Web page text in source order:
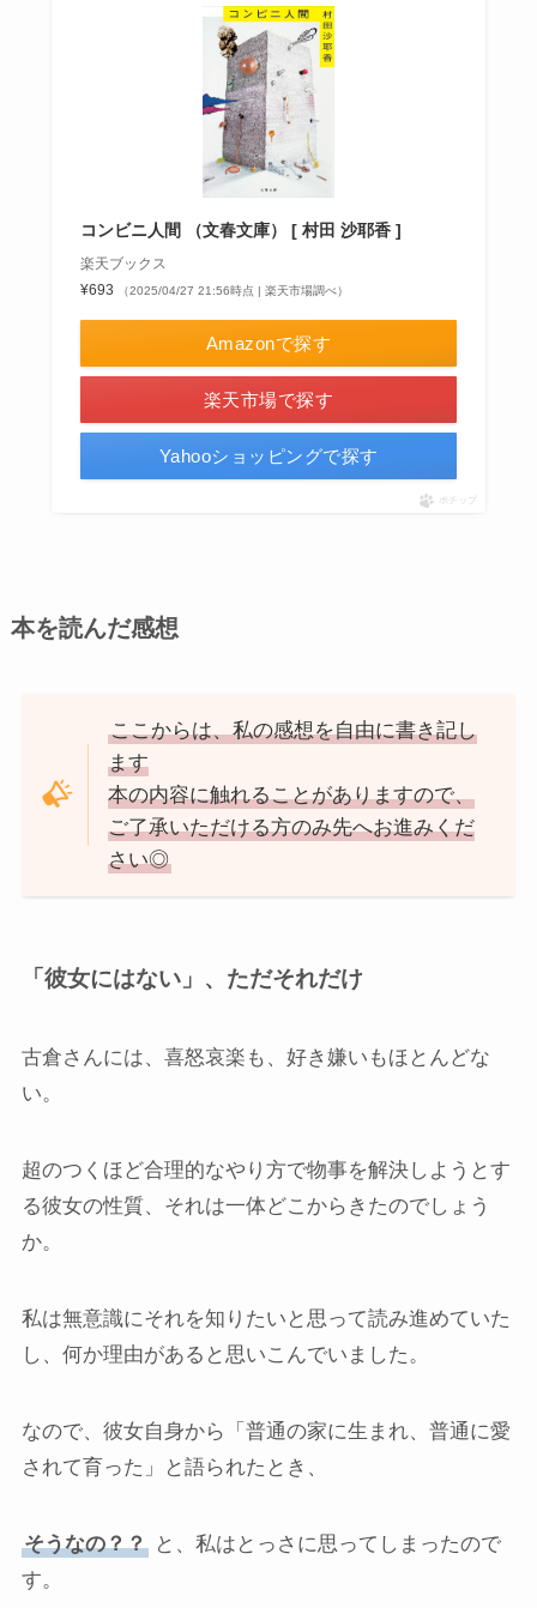
コンビニ人間 （文春文庫） [ 村田 沙耶香 ]
楽天ブックス
¥693
（2025/04/27 21:56時点 | 楽天市場調べ）
Amazonで探す
楽天市場で探す
Yahooショッピングで探す
ポチップ
本を読んだ感想
ここからは、私の感想を自由に書き記し
ます
本の内容に触れることがありますので、
ご了承いただける方のみ先へお進みくだ
さい◎
「彼女にはない」、ただそれだけ
古倉さんには、喜怒哀楽も、好き嫌いもほとんどな
い。
超のつくほど合理的なやり方で物事を解決しようとす
る彼女の性質、それは一体どこからきたのでしょう
か。
私は無意識にそれを知りたいと思って読み進めていた
し、何か理由があると思いこんでいました。
なので、彼女自身から「普通の家に生まれ、普通に愛
されて育った」と語られたとき、
そうなの？？と、私はとっさに思ってしまったので
す。